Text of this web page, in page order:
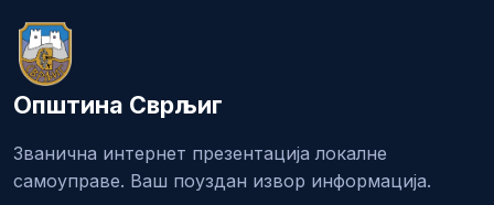
Општина Сврљиг
Званична интернет презентација локалне
самоуправе. Ваш поуздан извор информација.